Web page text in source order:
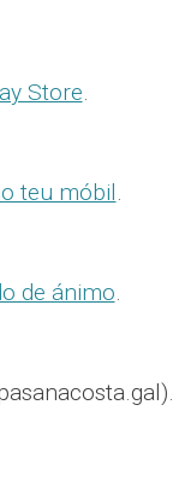
Store.
teu móbil.
de ánimo.